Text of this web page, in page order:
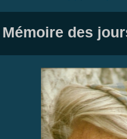
Mémoire des